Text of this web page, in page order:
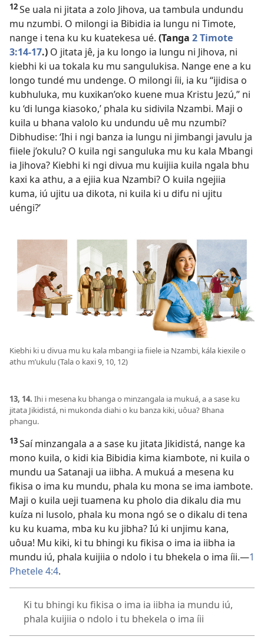
12Se uala ni jitata a zolo Jihova, ua tambula undundu
mu nzumbi. O milongi ia Bibidia ia lungu ni Timote,
nange i tena ku ku kuatekesa ué. (Tanga 2 Timote
3:14-17.) O jitata jê, ja ku longo ia lungu ni Jihova, ni
kiebhi ki ua tokala ku mu sangulukisa. Nange ene a ku
longo tundé mu undenge. O milongi íii, ia ku “ijidisa o
kubhuluka, mu kuxikan’oko kuene mua Kristu Jezú,” ni
ku ‘di lunga kiasoko,’ phala ku sidivila Nzambi. Maji o
kuila u bhana valolo ku undundu uê mu nzumbi?
Dibhudise: ‘Ihi i ngi banza ia lungu ni jimbangi javulu ja
fiiele j’okulu? O kuila ngi sanguluka mu ku kala Mbangi
ia Jihova? Kiebhi ki ngi divua mu kuijiia kuila ngala bhu
kaxi ka athu, a a ejiia kua Nzambi? O kuila ngejiia
kuma, iú ujitu ua dikota, ni kuila ki u difu ni ujitu
uéngi?’
Kiebhi ki u divua mu ku kala mbangi ia fiiele ia Nzambi, kála kiexile o
athu m’ukulu (Tala o kaxi 9, 10, 12)
13, 14. Ihi i mesena ku bhanga o minzangala ia mukuá, a a sase ku
jitata Jikidistá, ni mukonda diahi o ku banza kiki, uôua? Bhana
phangu.
13Saí minzangala a a sase ku jitata Jikidistá, nange ka
mono kuila, o kidi kia Bibidia kima kiambote, ni kuila o
mundu ua Satanaji ua iibha. A mukuá a mesena ku
fikisa o ima ku mundu, phala ku mona se ima iambote.
Maji o kuila ueji tuamena ku pholo dia dikalu dia mu
kuíza ni lusolo, phala ku mona ngó se o dikalu di tena
ku ku kuama, mba ku ku jibha? Iú ki unjimu kana,
uôua! Mu kiki, ki tu bhingi ku fikisa o ima ia iibha ia
mundu iú, phala kuijiia o ndolo i tu bhekela o ima íii.—1
Phetele 4:4.
Ki tu bhingi ku fikisa o ima ia iibha ia mundu iú,
phala kuijiia o ndolo i tu bhekela o ima íii